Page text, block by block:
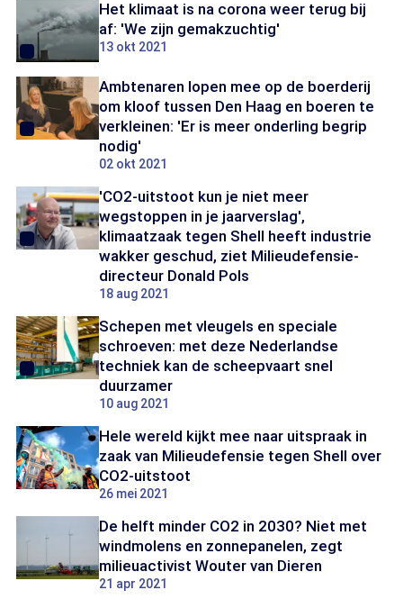
Het klimaat is na corona weer terug bij
af: 'We zijn gemakzuchtig'
13 okt 2021
Ambtenaren lopen mee op de boerderij
om kloof tussen Den Haag en boeren te
verkleinen: 'Er is meer onderling begrip
nodig'
02 okt 2021
'CO2-uitstoot kun je niet meer
wegstoppen in je jaarverslag',
klimaatzaak tegen Shell heeft industrie
wakker geschud, ziet Milieudefensie-
directeur Donald Pols
18 aug 2021
Schepen met vleugels en speciale
schroeven: met deze Nederlandse
techniek kan de scheepvaart snel
duurzamer
10 aug 2021
Hele wereld kijkt mee naar uitspraak in
zaak van Milieudefensie tegen Shell over
CO2-uitstoot
26 mei 2021
De helft minder CO2 in 2030? Niet met
windmolens en zonnepanelen, zegt
milieuactivist Wouter van Dieren
21 apr 2021